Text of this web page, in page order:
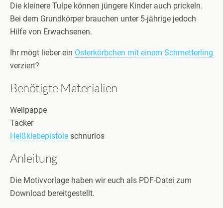
Die kleinere Tulpe können jüngere Kinder auch prickeln.
Bei dem Grundkörper brauchen unter 5-jährige jedoch
Hilfe von Erwachsenen.
Ihr mögt lieber ein Osterkörbchen mit einem Schmetterling
verziert?
Benötigte Materialien
Wellpappe
Tacker
Heißklebepistole schnurlos
Anleitung
Die Motivvorlage haben wir euch als PDF-Datei zum
Download bereitgestellt.